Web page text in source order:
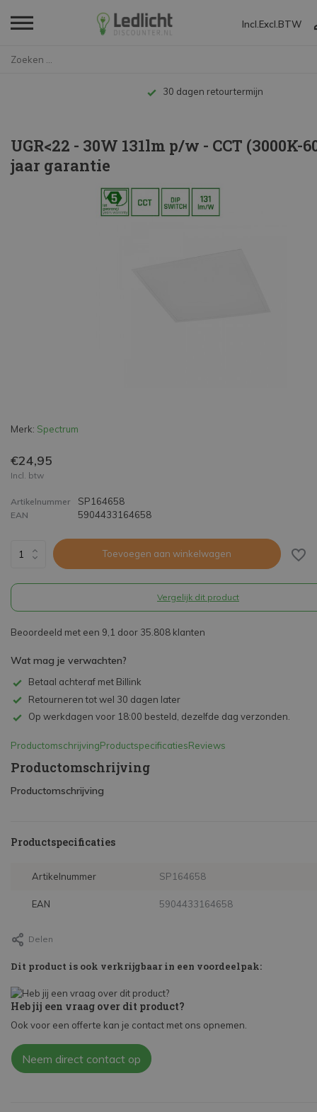
Incl. Excl. BTW
UGR<22 - 30W 131lm p/w - CCT (3000K-
jaar garantie
Merk: Spectrum
€24,95
Incl. btw
Artikelnummer SP164658
EAN 5904433164658
Toevoegen aan winkelwagen
Vergelijk dit product
Beoordeeld met een 9,1 door 35.808 klanten
Wat mag je verwachten?
Betaal achteraf met Billink
Retourneren tot wel 30 dagen later
Op werkdagen voor 18:00 besteld, dezelfde dag verzonden.
ProductomschrijvingProductspecificatiesReviews
Productomschrijving
Productomschrijving
Productspecificaties
Artikelnummer SP164658
EAN 5904433164658
Delen
Dit product is ook verkrijgbaar in een voordeelpak:
Heb jij een vraag over dit product?
Ook voor een offerte kan je contact met ons opnemen.
Neem direct contact op